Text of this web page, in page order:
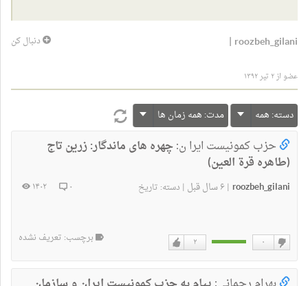
دنبال کن roozbeh_gilani
|
عضو از ۲ تیر ۱۳۹۲
دسته: همه مدت: همه زمان ها
حزب کمونیست ایرا ن:چهره های ماندگار: زرين تاج
(طاهره قرة العین)
roozbeh_gilani
|۶ سال قبل | دسته: تاریخ ۰ ۱۴۰۲
۲ ۰
ندارم
برچسب: تعریف نشده